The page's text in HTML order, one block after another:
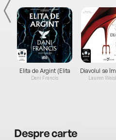
Elita de Argint (Elita
de...
Dani Francis
Diavolul se
la...
Lauren
Desprecarte